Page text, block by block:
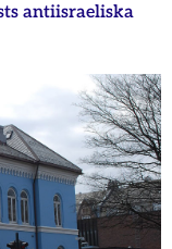
antiisraeliska